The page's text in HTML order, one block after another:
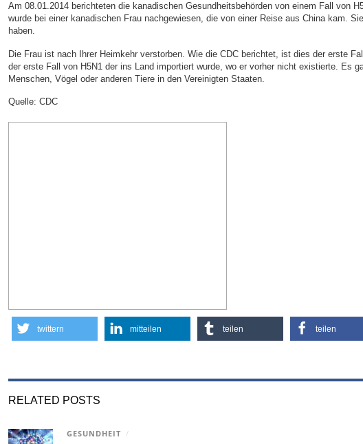
Am 08.01.2014 berichteten die kanadischen Gesundheitsbehörden von einem Fall von
wurde bei einer kanadischen Frau nachgewiesen, die von einer Reise aus China kam.
haben.
Die Frau ist nach Ihrer Heimkehr verstorben. Wie die CDC berichtet, ist dies der erste
der erste Fall von H5N1 der ins Land importiert wurde, wo er vorher nicht existierte. Es
Menschen, Vögel oder anderen Tiere in den Vereinigten Staaten.
Quelle: CDC
twittern mitteilen teilen teilen
RELATED POSTS
GESUNDHEIT /